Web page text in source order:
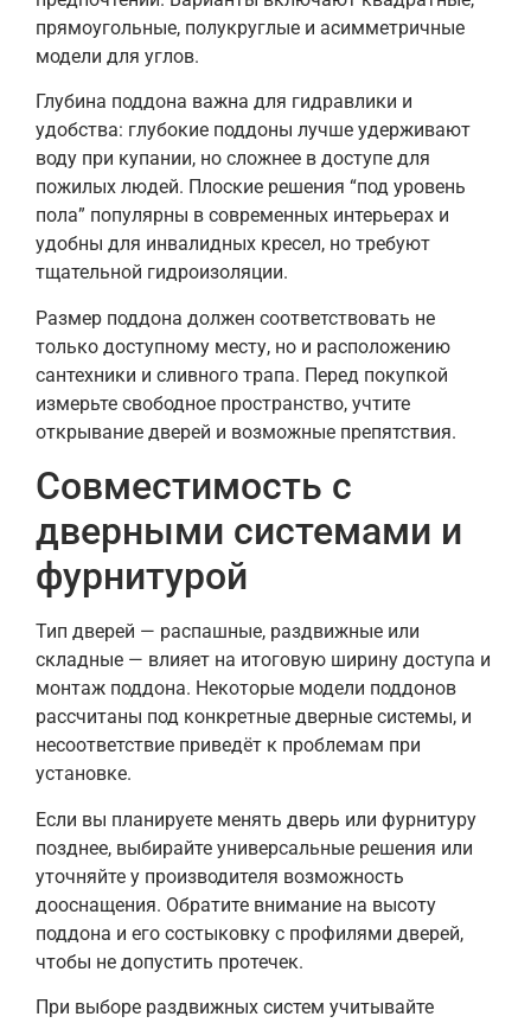
прямоугольные, полукруглые и асимметричные
модели для углов.
Глубина поддона важна для гидравлики и
удобства: глубокие поддоны лучше удерживают
воду при купании, но сложнее в доступе для
пожилых людей. Плоские решения “под уровень
пола” популярны в современных интерьерах и
удобны для инвалидных кресел, но требуют
тщательной гидроизоляции.
Размер поддона должен соответствовать не
только доступному месту, но и расположению
сантехники и сливного трапа. Перед покупкой
измерьте свободное пространство, учтите
открывание дверей и возможные препятствия.
Совместимость с
дверными системами и
фурнитурой
Тип дверей — распашные, раздвижные или
складные — влияет на итоговую ширину доступа и
монтаж поддона. Некоторые модели поддонов
рассчитаны под конкретные дверные системы, и
несоответствие приведёт к проблемам при
установке.
Если вы планируете менять дверь или фурнитуру
позднее, выбирайте универсальные решения или
уточняйте у производителя возможность
дооснащения. Обратите внимание на высоту
поддона и его состыковку с профилями дверей,
чтобы не допустить протечек.
При выборе раздвижных систем учитывайте